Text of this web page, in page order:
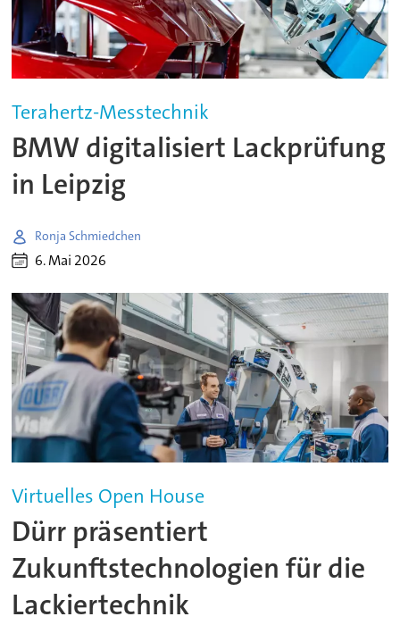
Terahertz-Messtechnik
BMW digitalisiert Lackprüfung
in Leipzig
Ronja Schmiedchen
6. Mai 2026
Virtuelles Open House
Dürr präsentiert
Zukunftstechnologien für die
Lackiertechnik